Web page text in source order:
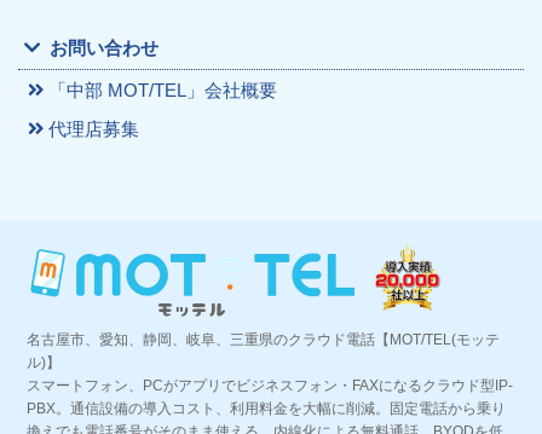
お問い合わせ
「中部 MOT/TEL」会社概要
代理店募集
名古屋市、愛知、静岡、岐阜、三重県のクラウド電話【MOT/TEL(モッテ
ル)】
スマートフォン、PCがアプリでビジネスフォン・FAXになるクラウド型IP-
PBX。通信設備の導入コスト、利用料金を大幅に削減。固定電話から乗り